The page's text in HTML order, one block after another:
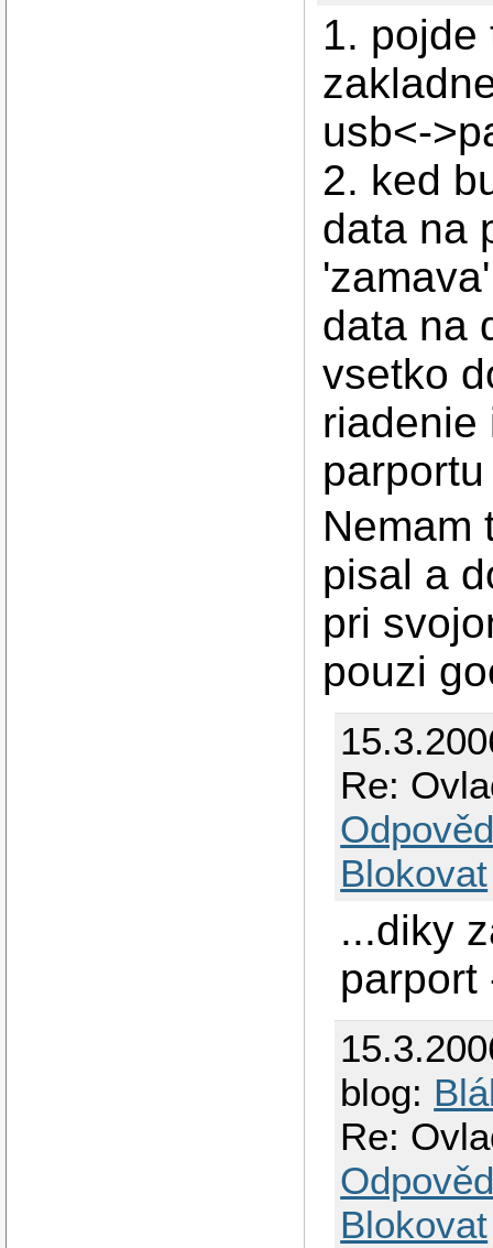
1. pojde
usb<-
2. ked
data na
data na
vsetko
riadenie
Nemam
pisal a
pri
pouzi
Re:
Blokovat
...diky
parport
blog:
Re:
Blokovat